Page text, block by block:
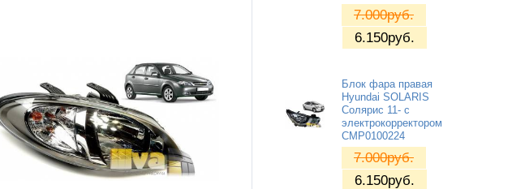
7.000руб.
6.150руб.
Блок фара правая
Hyundai SOLARIS
Солярис 11- с
электрокорректором
CMP0100224
7.000руб.
6.150руб.